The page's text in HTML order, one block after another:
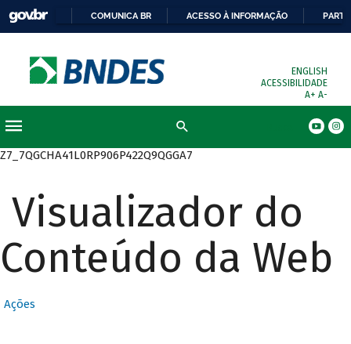
COMUNICA BR ACESSO À INFORMAÇÃO
ENGLISH
ACESSIBILIDADE
A+ A-
Z7_7QGCHA41L0RP906P422Q9QGGA7
Visualizador do
Conteúdo da Web
Ações